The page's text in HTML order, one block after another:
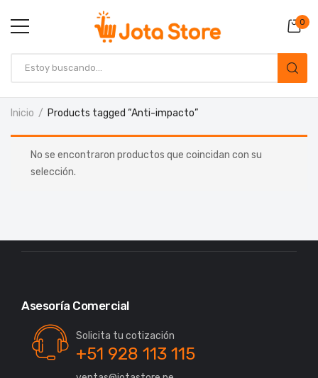
0
Inicio Products tagged “Anti-impacto”
No se encontraron productos que coincidan con su
selección.
Asesoría Comercial
Solicita tu cotización
+51 928 113 115